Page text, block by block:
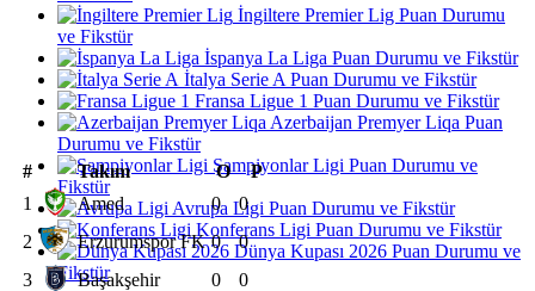
İngiltere Premier Lig Puan Durumu
ve Fikstür
İspanya La Liga Puan Durumu ve Fikstür
İtalya Serie A Puan Durumu ve Fikstür
Fransa Ligue 1 Puan Durumu ve Fikstür
Azerbaijan Premyer Liqa Puan
Durumu ve Fikstür
Şampiyonlar Ligi Puan Durumu ve
Fikstür
Avrupa Ligi Puan Durumu ve Fikstür
Konferans Ligi Puan Durumu ve Fikstür
Dünya Kupası 2026 Puan Durumu ve
Fikstür
# Takım O
P
1
Amed 0
0
2
Erzurumspor FK 0
0
3
Başakşehir 0
0